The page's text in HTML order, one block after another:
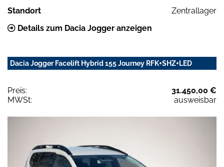
Standort
Zentrallager
Details zum Dacia Jogger anzeigen
Dacia Jogger Facelift Hybrid 155 Journey RFK+SHZ+LED
Preis:
31.450,00 €
MWSt:
ausweisbar